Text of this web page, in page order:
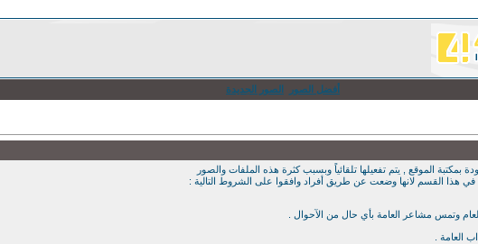
أفضل الصور
الصور الجديدة
بمكتبة الموقع , يتم تفعيلها تلقائياً وبسبب كثرة هذه الملفات والصور
هذا القسم لانها وضعت عن طريق أفراد وافقوا على الشروط التالية :